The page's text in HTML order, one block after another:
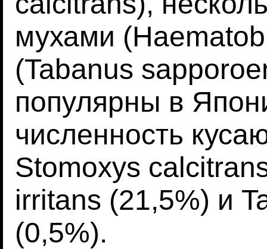
мухами
(Tabanus
популярны в
численность
Stomoxys
irritans (21,5%) и
(0,5%).